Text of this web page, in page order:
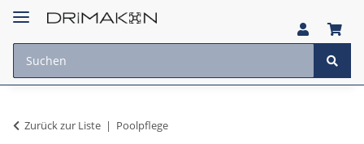
Zurück zur Liste Poolpflege